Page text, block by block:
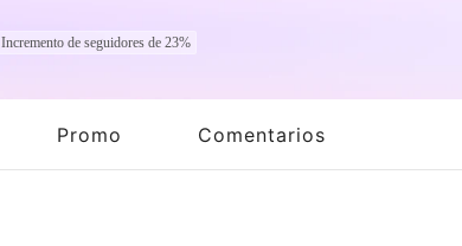
Incremento de seguidores de 23%
Promo Comentarios